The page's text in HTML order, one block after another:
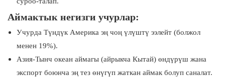
Аймактык негизги учурлар:
Учурда Түндүк Америка эң чоң үлүштү ээлейт (болжол
менен 19%).
Азия-Тынч океан аймагы (айрыкча Кытай) өндүрүш жана
экспорт боюнча эң тез өнүгүп жаткан аймак болуп саналат.